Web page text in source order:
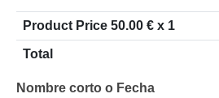
Product Price 50.00€ x 1
Total
Nombre corto o Fecha